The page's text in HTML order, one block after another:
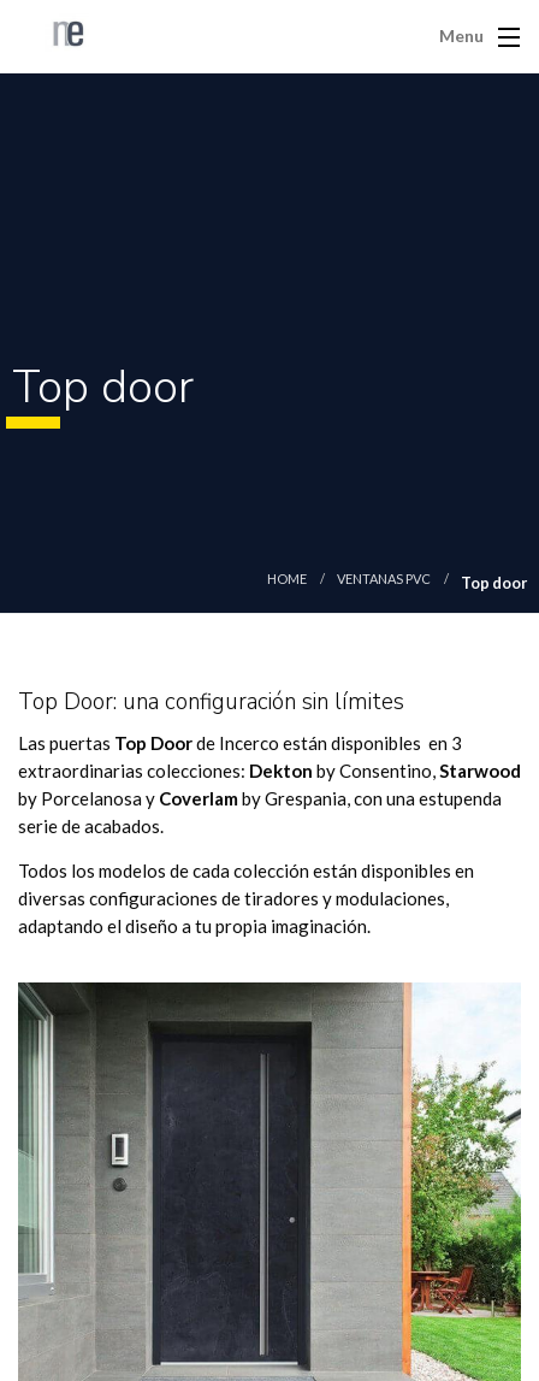
Menu
Top door
HOME VENTANAS PVC Top door
Top Door: una configuración sin límites
Las puertas Top Doorde Incerco están disponibles en 3
extraordinarias colecciones: Dekton by Consentino,Starwood
by Porcelanosa y Coverlamby Grespania, con una estupenda
serie de acabados.
Todos los modelos de cada colección están disponibles en
diversas configuraciones de tiradores y modulaciones,
adaptando el diseño a tu propia imaginación.